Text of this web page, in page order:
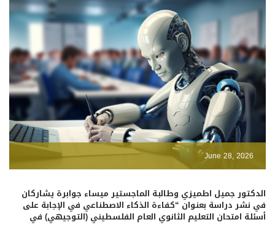
June 28, 2026
الدكتور جميل اطميزي وطالبة الماجستير ميساء جوابرة يشاركان
في نشر دراسة بعنوان “كفاءة الذكاء الاصطناعي في الإجابة على
أسئلة امتحان التعليم الثانوي العام الفلسطيني (التوجيهي) في